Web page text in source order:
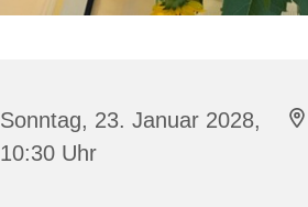
Sonntag, 23. Januar 2028,
10:30 Uhr